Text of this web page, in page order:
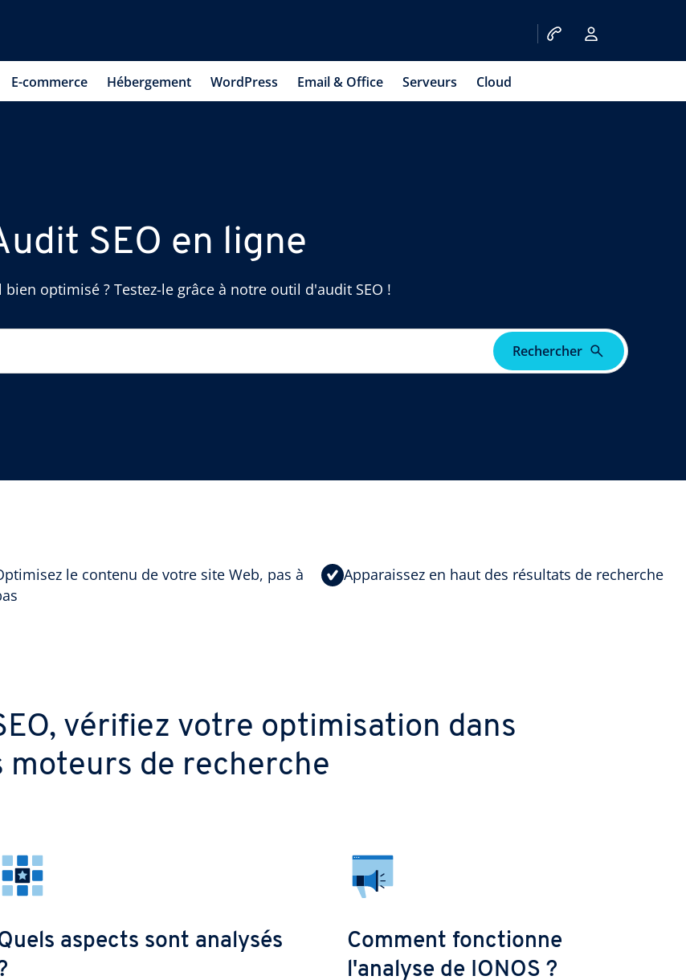
E-commerce Hébergement WordPress Email & Office Serveurs Cloud
SEO en ligne
optimisé ? Testez-le grâce à notre outil d'audit SEO !
Rechercher
le contenu de votre site Web, pas à
Apparaissez en haut des résultats de recherche
vérifiez votre optimisation dans
moteurs de recherche
aspects sont analysés
Comment fonctionne
l'analyse de IONOS ?